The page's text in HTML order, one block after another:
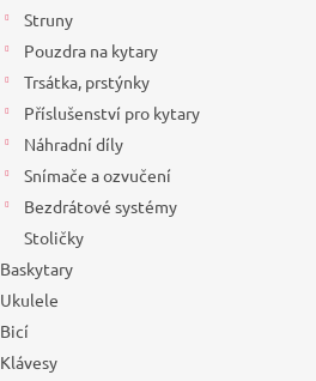
Struny
Pouzdra na kytary
Trsátka, prstýnky
Příslušenství pro kytary
Náhradní díly
Snímače a ozvučení
Bezdrátové systémy
Stoličky
Baskytary
Ukulele
Bicí
Klávesy